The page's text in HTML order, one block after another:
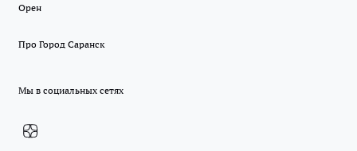
Орен
Про Город Саранск
Мы в социальных сетях